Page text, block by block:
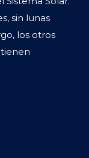
sin lunas
los otros